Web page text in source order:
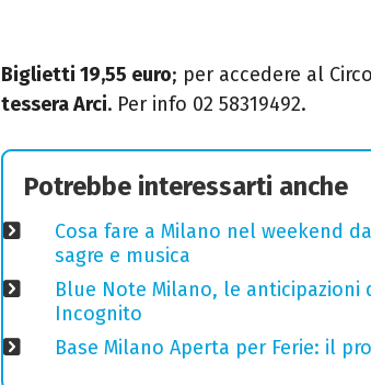
Biglietti 19,55 euro; per accedere al
tessera Arci. Per info 02 58319492.
Potrebbe interessarti anche
Cosa fare a Milano nel weekend
sagre e musica
Blue Note Milano, le
Incognito
Base Milano Aperta per Ferie: il